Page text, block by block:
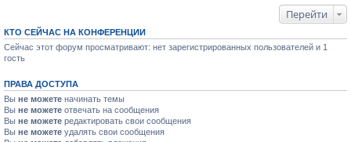
Перейти
КТО СЕЙЧАС НА КОНФЕРЕНЦИИ
Сейчас этот форум просматривают: нет зарегистрированных пользователей и 1
гость
ПРАВА ДОСТУПА
Вы не можете начинать темы
Вы не можете отвечать на сообщения
Вы не можете редактировать свои сообщения
Вы не можете удалять свои сообщения